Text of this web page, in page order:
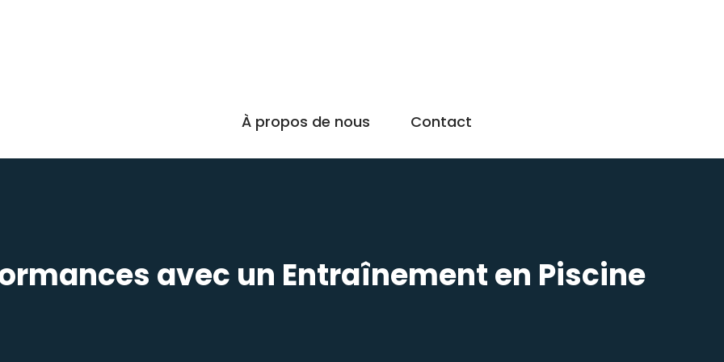
À propos de nous Contact
avec un Entraînement en Piscine